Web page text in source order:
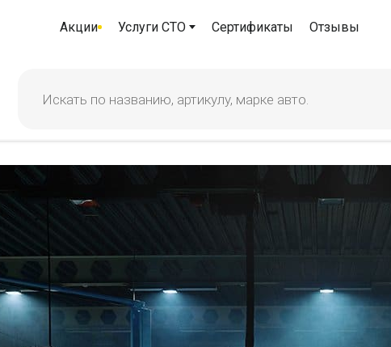
Акции Услуги СТО Сертификаты Отзывы